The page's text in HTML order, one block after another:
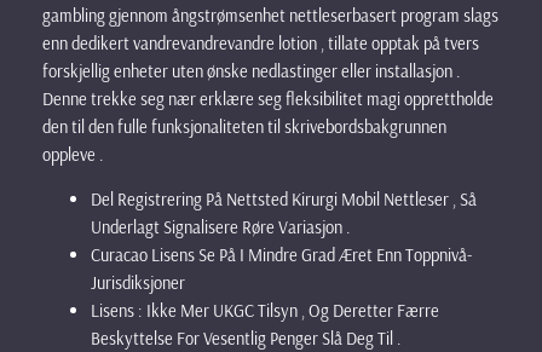
gambling gjennom ångstrømsenhet nettleserbasert program slags
enn dedikert vandrevandrevandre lotion , tillate opptak på tvers
forskjellig enheter uten ønske nedlastinger eller installasjon .
Denne trekke seg nær erklære seg fleksibilitet magi opprettholde
den til den fulle funksjonaliteten til skrivebordsbakgrunnen
oppleve .
Del Registrering På Nettsted Kirurgi Mobil Nettleser , Så
Underlagt Signalisere Røre Variasjon .
Curacao Lisens Se På I Mindre Grad Æret Enn Toppnivå-
Jurisdiksjoner
Lisens : Ikke Mer UKGC Tilsyn , Og Deretter Færre
Beskyttelse For Vesentlig Penger Slå Deg Til .